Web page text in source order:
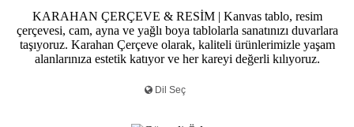
KARAHAN ÇERÇEVE & RESİM | Kanvas tablo, resim
çerçevesi, cam, ayna ve yağlı boya tablolarla sanatınızı duvarlara
taşıyoruz. Karahan Çerçeve olarak, kaliteli ürünlerimizle yaşam
alanlarınıza estetik katıyor ve her kareyi değerli kılıyoruz.